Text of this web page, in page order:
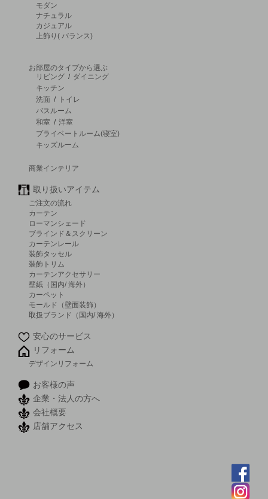
モダン
ナチュラル
カジュアル
上飾り( バランス)
お部屋のタイプから選ぶ
リビング / ダイニング
キッチン
洗面 /
トイレ
バスルーム
和室 / 洋室
プライベートルーム(寝室)
キッズルーム
商業インテリア
取り扱いアイテム
ご注文の流れ
カーテン
ローマンシェード
ブラインド＆スクリーン
カーテンレール
装飾タッセル
装飾トリム
カーテンアクセサリー
壁紙（国内/ 海外）
カーペット
モールド（壁面装飾）
取扱ブランド（国内/ 海外）
安心のサービス
リフォーム
デザインリフォーム
お客様の声
企業・法人の方へ
会社概要
店舗アクセス